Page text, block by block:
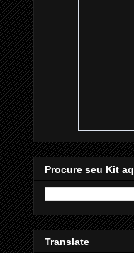
Procure seu Kit
Translate